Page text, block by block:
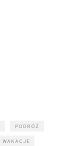
PODRÓŻ
WAKACJE